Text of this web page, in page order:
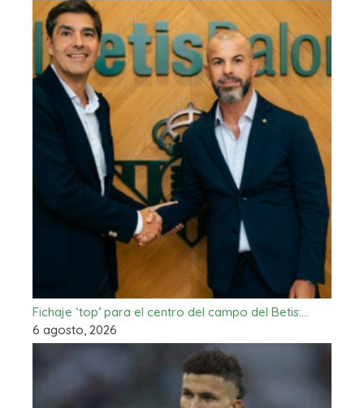
Fichaje ‘top’ para el centro del campo del Betis:…
6 agosto, 2026